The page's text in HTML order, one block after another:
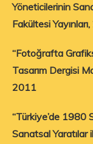
Yöneticilerinin
Fakültesi
“Fotoğrafta
Tasarım Dergisi
2011
“Türkiye’de 1980
Sanatsal Yaratılar